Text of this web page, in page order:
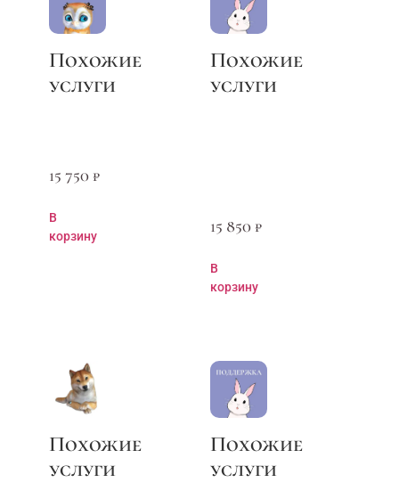
15 750 ₽
В
корзину
15 850 ₽
В
корзину